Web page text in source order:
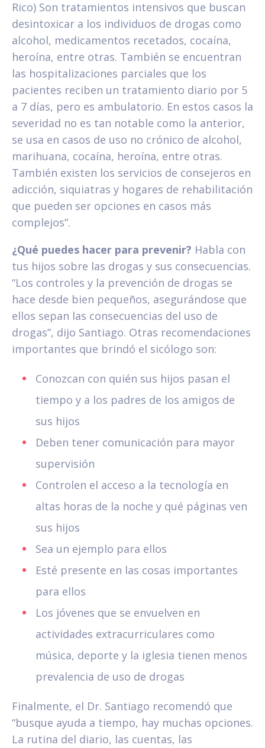
Rico) Son tratamientos intensivos que buscan
desintoxicar a los individuos de drogas como
alcohol, medicamentos recetados, cocaína,
heroína, entre otras. También se encuentran
las hospitalizaciones parciales que los
pacientes reciben un tratamiento diario por 5
a 7 días, pero es ambulatorio. En estos casos la
severidad no es tan notable como la anterior,
se usa en casos de uso no crónico de alcohol,
marihuana, cocaína, heroína, entre otras.
También existen los servicios de consejeros en
adicción, siquiatras y hogares de rehabilitación
que pueden ser opciones en casos más
complejos”.
¿Qué puedes hacer para prevenir? Habla con
tus hijos sobre las drogas y sus consecuencias.
“Los controles y la prevención de drogas se
hace desde bien pequeños, asegurándose que
ellos sepan las consecuencias del uso de
drogas”, dijo Santiago. Otras recomendaciones
importantes que brindó el sicólogo son:
Conozcan con quién sus hijos pasan el
tiempo y a los padres de los amigos de
sus hijos
Deben tener comunicación para mayor
supervisión
Controlen el acceso a la tecnología en
altas horas de la noche y qué páginas ven
sus hijos
Sea un ejemplo para ellos
Esté presente en las cosas importantes
para ellos
Los jóvenes que se envuelven en
actividades extracurriculares como
música, deporte y la iglesia tienen menos
prevalencia de uso de drogas
Finalmente, el Dr. Santiago recomendó que
“busque ayuda a tiempo, hay muchas opciones.
La rutina del diario, las cuentas, las